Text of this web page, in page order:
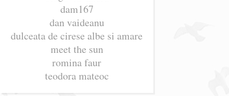
dam167
dan vaideanu
dulceata de cirese albe si amare
meet the sun
romina faur
teodora mateoc